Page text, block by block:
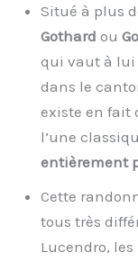
Situé à plus
Gothard ou
qui vaut à lui
dans le
existe en fait
l’une
entièrement
Cette
tous très
Lucendro,